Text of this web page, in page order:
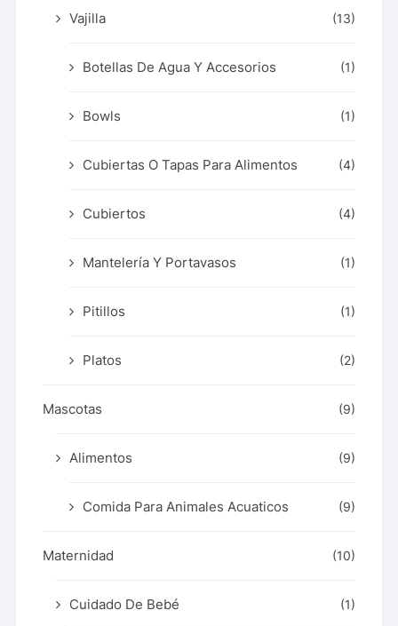
Vajilla (13)
Botellas De Agua Y Accesorios (1)
Bowls (1)
Cubiertas O Tapas Para Alimentos (4)
Cubiertos (4)
Mantelería Y Portavasos (1)
Pitillos (1)
Platos (2)
Mascotas (9)
Alimentos (9)
Comida Para Animales Acuaticos (9)
Maternidad (10)
Cuidado De Bebé (1)